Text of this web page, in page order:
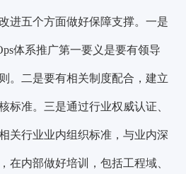
进五个方面做好保障支撑。一是
体系推广第一要义是要有领导
。二是要有相关制度配合，建立
标准。三是通过行业权威认证、
关行业业内组织标准，与业内深
在内部做好培训，包括工程域、